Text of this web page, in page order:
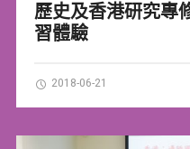
歷史及香港研究專
習體驗
2018-06-21